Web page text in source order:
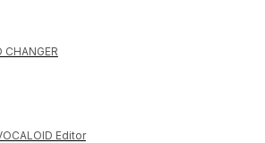
CHANGER
Editor